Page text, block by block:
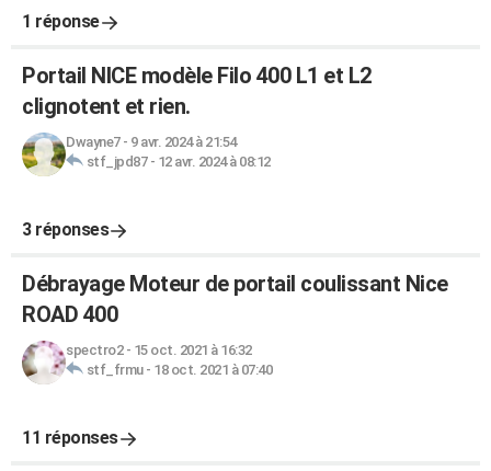
1 réponse
Portail NICE modèle Filo 400 L1 et L2
clignotent et rien.
Dwayne7- 9 avr. 2024 à 21:54
stf_jpd87- 12 avr. 2024 à 08:12
3 réponses
Débrayage Moteur de portail coulissant Nice
ROAD 400
spectro2- 15 oct. 2021 à 16:32
stf_frmu- 18 oct. 2021 à 07:40
11 réponses